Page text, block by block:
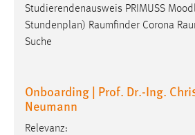
Studierendenausweis PRIMUSS
Stundenplan) Raumfinder Corona
Suche
Onboarding | Prof. Dr.-Ing.
Neumann
Relevanz: